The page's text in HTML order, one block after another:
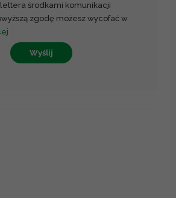
środkami komunikacji
zgodę możesz wycofać w
Wyślij